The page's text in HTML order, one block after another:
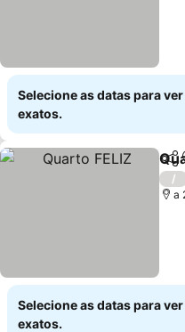
Selecione as datas para
exatos.
/
a
Selecione as datas para
exatos.